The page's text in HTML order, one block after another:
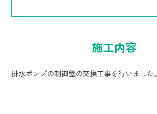
施工内容
排水ポンプの制御盤の交換工事を行いました。